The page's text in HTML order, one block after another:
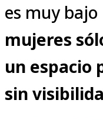
es muy
mujeres
un espacio
sin